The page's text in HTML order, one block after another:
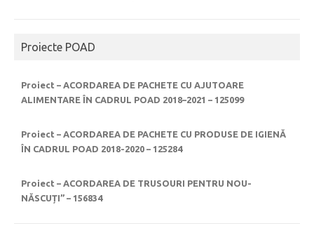
Proiecte POAD
Proiect – ACORDAREA DE PACHETE CU AJUTOARE
ALIMENTARE ÎN CADRUL POAD 2018–2021 – 125099
Proiect – ACORDAREA DE PACHETE CU PRODUSE DE IGIENĂ
ÎN CADRUL POAD 2018-2020 – 125284
Proiect – ACORDAREA DE TRUSOURI PENTRU NOU-
NĂSCUȚI” – 156834